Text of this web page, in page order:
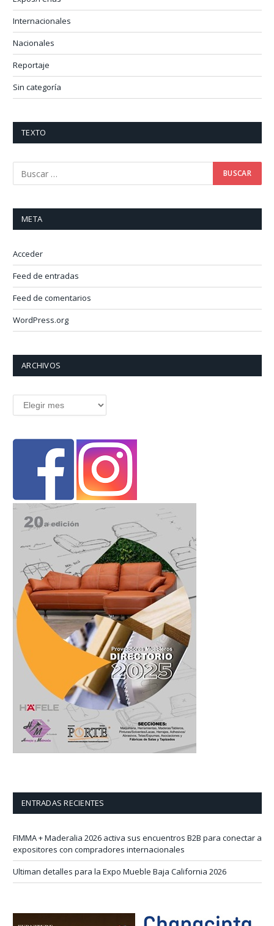
Internacionales
Nacionales
Reportaje
Sin categoría
TEXTO
META
Acceder
Feed de entradas
Feed de comentarios
WordPress.org
ARCHIVOS
Archivos
ENTRADAS RECIENTES
FIMMA + Maderalia 2026 activa sus encuentros B2B para conectar a
expositores con compradores internacionales
Ultiman detalles para la Expo Mueble Baja California 2026